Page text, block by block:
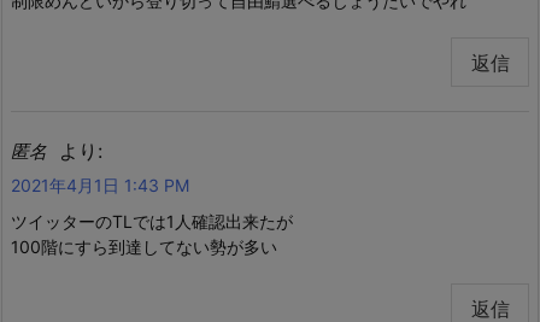
返信
匿名 より:
2021年4月1日 1:43 PM
ツイッターのTLでは1人確認出来たが
100階にすら到達してない勢が多い
返信